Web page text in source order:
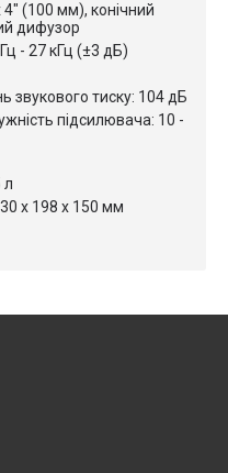
(100 мм), конічний
дифузор
- 27 кГц (±3 дБ)
звукового тиску: 104 дБ
підсилювача: 10 -
л
x 198 x 150 мм